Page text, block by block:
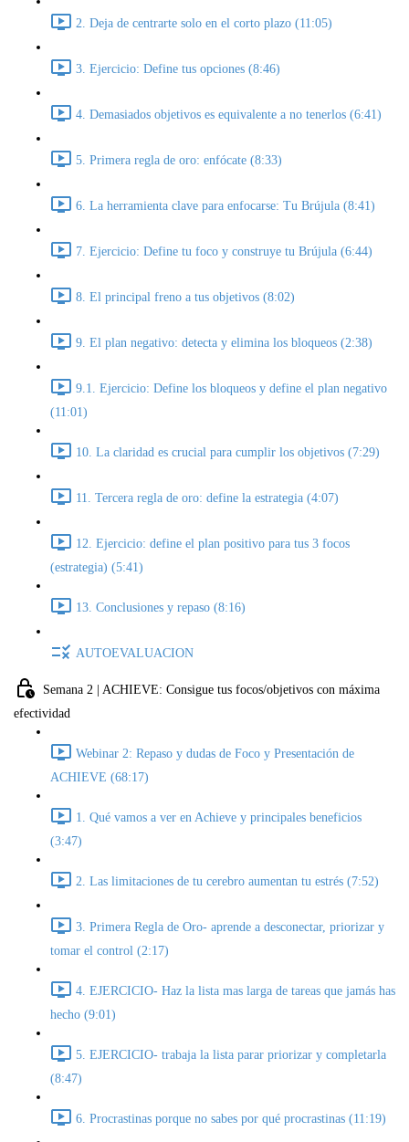
2. Deja de centrarte solo en el corto plazo (11:05)
3. Ejercicio: Define tus opciones (8:46)
4. Demasiados objetivos es equivalente a no tenerlos (6:41)
5. Primera regla de oro: enfócate (8:33)
6. La herramienta clave para enfocarse: Tu Brújula (8:41)
7. Ejercicio: Define tu foco y construye tu Brújula (6:44)
8. El principal freno a tus objetivos (8:02)
9. El plan negativo: detecta y elimina los bloqueos (2:38)
9.1. Ejercicio: Define los bloqueos y define el plan negativo
(11:01)
10. La claridad es crucial para cumplir los objetivos (7:29)
11. Tercera regla de oro: define la estrategia (4:07)
12. Ejercicio: define el plan positivo para tus 3 focos
(estrategia) (5:41)
13. Conclusiones y repaso (8:16)
AUTOEVALUACION
Semana 2 | ACHIEVE: Consigue tus focos/objetivos con máxima
efectividad
Webinar 2: Repaso y dudas de Foco y Presentación de
ACHIEVE (68:17)
1. Qué vamos a ver en Achieve y principales beneficios
(3:47)
2. Las limitaciones de tu cerebro aumentan tu estrés (7:52)
3. Primera Regla de Oro- aprende a desconectar, priorizar y
tomar el control (2:17)
4. EJERCICIO- Haz la lista mas larga de tareas que jamás has
hecho (9:01)
5. EJERCICIO- trabaja la lista parar priorizar y completarla
(8:47)
6. Procrastinas porque no sabes por qué procrastinas (11:19)